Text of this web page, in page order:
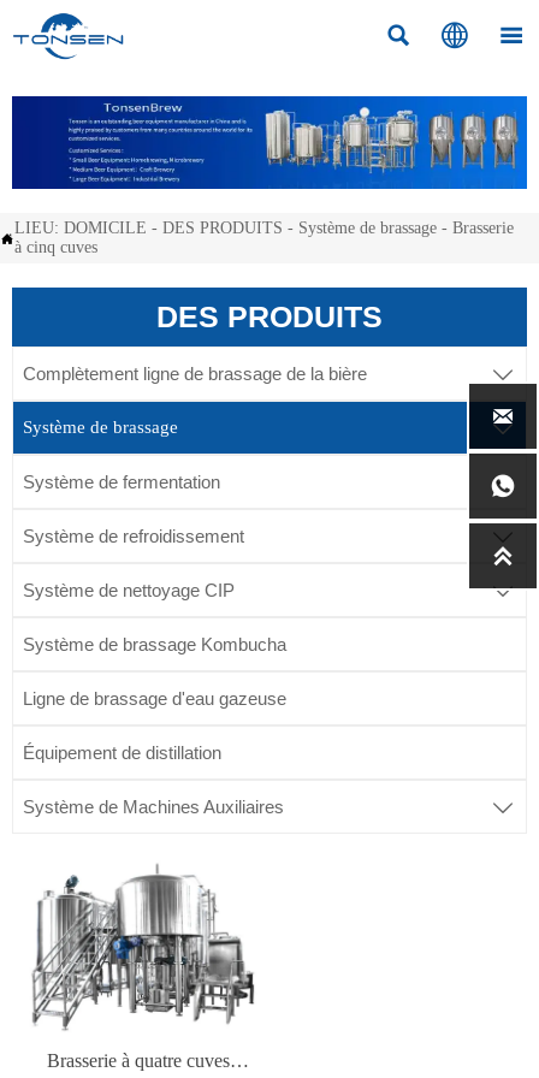
  

LIEU: DOMICILE - DES PRODUITS - Système de brassage - Brasserie
à cinq cuves
DES PRODUITS
Complètement ligne de brassage de la bière 
Système de brassage 
Système de fermentation 
Système de refroidissement 
Système de nettoyage CIP 
Système de brassage Kombucha
Ligne de brassage d'eau gazeuse
Équipement de distillation
Système de Machines Auxiliaires 
Brasserie à quatre cuves,


